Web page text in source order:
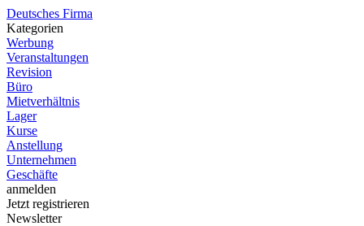
Deutsches Firma
Kategorien
Werbung
Veranstaltungen
Revision
Büro
Mietverhältnis
Lager
Kurse
Anstellung
Unternehmen
Geschäfte
anmelden
Jetzt registrieren
Newsletter